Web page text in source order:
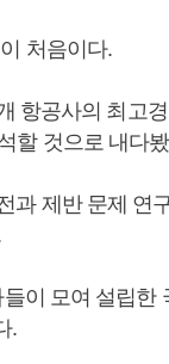
처음이다.
항공사의 최고
할 것으로 내다
과 제반 문제 연
이 모여 설립한
.